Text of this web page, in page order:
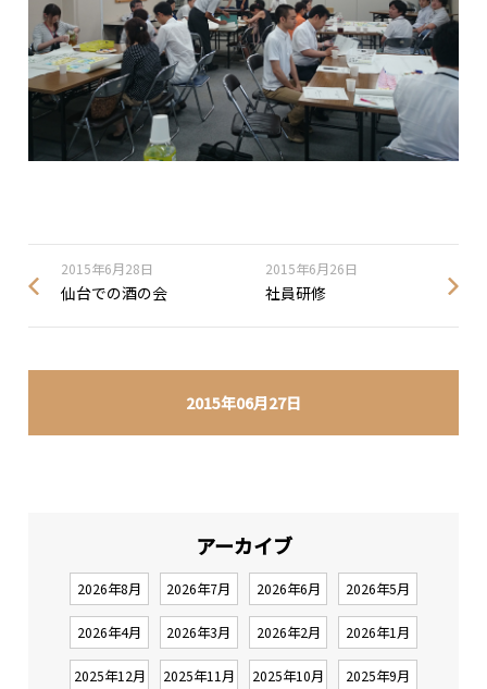
2015年06月27日
2015年6月28日
仙台での酒の会
2015年6月26日
社員研修
アーカイブ
2026年8月 2026年7月 2026年6月 2026年5月
2026年4月 2026年3月 2026年2月 2026年1月
2025年12月 2025年11月 2025年10月 2025年9月